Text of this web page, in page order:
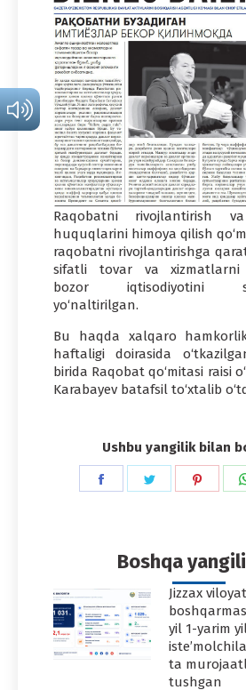
Raqobatni rivojlantirish va
huquqlarini himoya qilish
raqobatni rivojlantirishga
sifatli tovar va xizmatlarni
bozor iqtisodiyotini
yo‘naltirilgan.
Bu haqda xalqaro
haftaligi doirasida
birida Raqobat qo‘mitasi raisi
Karabayev batafsil to‘xtalib
Ushbu yangilik bilan
Share
Share
Share
Boshqa
Jizzax
yil 1-yarim
ta
tushgan